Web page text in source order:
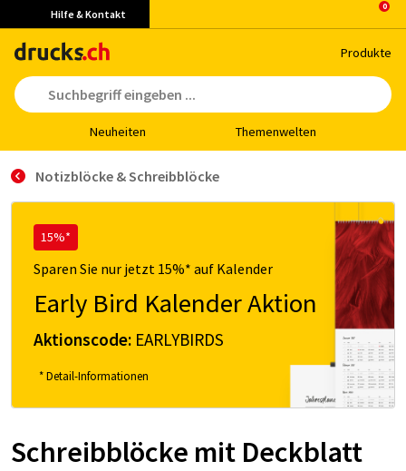
Hilfe & Kontakt
Pro­duk­te
Neu­hei­ten The­men­wel­ten
Notizblöcke & Schreibblöcke
15%*
Sparen Sie nur jetzt 15%* auf Kalender
Early Bird Kalender Aktion
Aktionscode: EARLYBIRDS
* Detail-Informationen
Schreibblöcke mit Deckblatt